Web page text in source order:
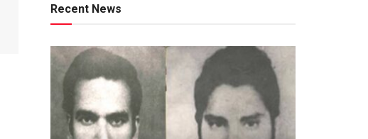
Recent News